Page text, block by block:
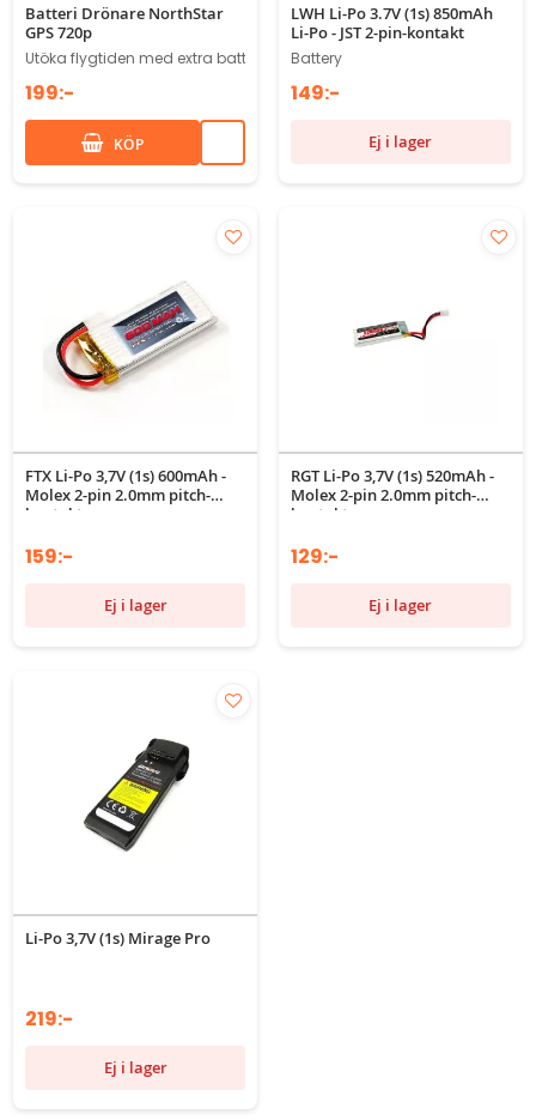
Batteri Drönare NorthStar
GPS 720p
Utöka flygtiden med extra batteri
199:-
KÖP
LWH Li-Po 3.7V (1s) 850mAh
Li-Po - JST 2-pin-kontakt
Battery
149:-
Ej i lager
FTX Li-Po 3,7V (1s) 600mAh -
Molex 2-pin 2.0mm pitch-
kontakt
159:-
Ej i lager
RGT Li-Po 3,7V (1s) 520mAh -
Molex 2-pin 2.0mm pitch-
kontakt
129:-
Ej i lager
Li-Po 3,7V (1s) Mirage Pro
219:-
Ej i lager